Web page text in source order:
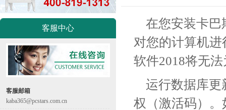
客服中心
客服邮箱
kaba365@pcstars.com.cn
在您安装卡巴
对您的计算机
软件2018将无
运行数据库更
权（激活码）